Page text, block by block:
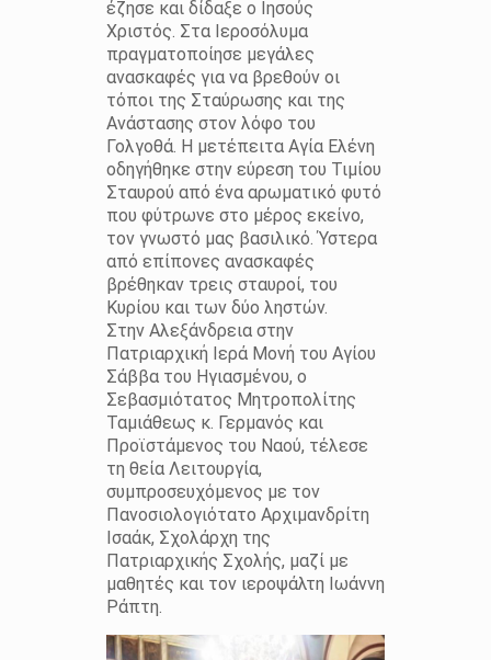
έζησε και δίδαξε ο Ιησούς
Χριστός. Στα Ιεροσόλυμα
πραγματοποίησε μεγάλες
ανασκαφές για να βρεθούν οι
τόποι της Σταύρωσης και της
Ανάστασης στον λόφο του
Γολγοθά. Η μετέπειτα Αγία Ελένη
οδηγήθηκε στην εύρεση του Τιμίου
Σταυρού από ένα αρωματικό φυτό
που φύτρωνε στο μέρος εκείνο,
τον γνωστό μας βασιλικό. Ύστερα
από επίπονες ανασκαφές
βρέθηκαν τρεις σταυροί, του
Κυρίου και των δύο ληστών.
Στην Αλεξάνδρεια στην
Πατριαρχική Ιερά Μονή του Αγίου
Σάββα του Ηγιασμένου, ο
Σεβασμιότατος Μητροπολίτης
Ταμιάθεως κ. Γερμανός και
Προϊστάμενος του Ναού, τέλεσε
τη θεία Λειτουργία,
συμπροσευχόμενος με τον
Πανοσιολογιότατο Αρχιμανδρίτη
Ισαάκ, Σχολάρχη της
Πατριαρχικής Σχολής, μαζί με
μαθητές και τον ιεροψάλτη Ιωάννη
Ράπτη.